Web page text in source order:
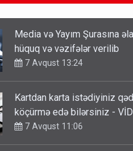
Kartdan karta istədiyiniz
köçürmə edə bilərsiniz -
7 Avqust 11:06
Tərtərdəki hadisənin sirri
Ər-arvadı yandırıb 15 min
oğurladı